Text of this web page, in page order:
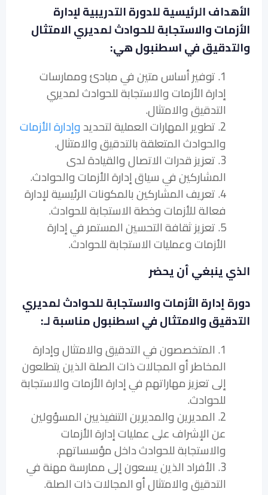
الأهداف الرئيسية للدورة التدريبية لإدارة
الأزمات والاستجابة للحوادث لمديري الامتثال
والتدقيق في اسطنبول هي:
1. توفير أساس متين في مبادئ وممارسات
إدارة الأزمات والاستجابة للحوادث لمديري
التدقيق والامتثال.
2. تطوير المهارات العملية لتحديد
وإدارة الأزمات
والحوادث المتعلقة بالتدقيق والامتثال.
3. تعزيز قدرات الاتصال والقيادة لدى
المشاركين في سياق إدارة الأزمات والحوادث.
4. تعريف المشاركين بالمكونات الرئيسية لإدارة
فعالة للأزمات وخطة الاستجابة للحوادث.
5. تعزيز ثقافة التحسين المستمر في إدارة
الأزمات وعمليات الاستجابة للحوادث.
الذي ينبغي أن يحضر
دورة إدارة الأزمات والاستجابة للحوادث لمديري
التدقيق والامتثال في اسطنبول مناسبة لـ:
1. المتخصصون في التدقيق والامتثال وإدارة
المخاطر أو المجالات ذات الصلة الذين يتطلعون
إلى تعزيز مهاراتهم في إدارة الأزمات والاستجابة
للحوادث.
2. المديرين والمديرين التنفيذيين المسؤولين
عن الإشراف على عمليات إدارة الأزمات
والاستجابة للحوادث داخل مؤسساتهم.
3. الأفراد الذين يسعون إلى ممارسة مهنة في
التدقيق والامتثال أو المجالات ذات الصلة.